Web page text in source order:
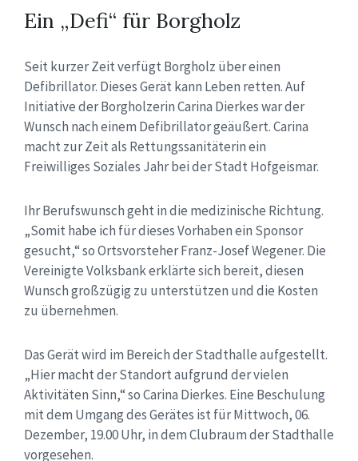
Ein „Defi“ für Borgholz
Seit kurzer Zeit verfügt Borgholz über einen
Defibrillator. Dieses Gerät kann Leben retten. Auf
Initiative der Borgholzerin Carina Dierkes war der
Wunsch nach einem Defibrillator geäußert. Carina
macht zur Zeit als Rettungssanitäterin ein
Freiwilliges Soziales Jahr bei der Stadt Hofgeismar.
Ihr Berufswunsch geht in die medizinische Richtung.
„Somit habe ich für dieses Vorhaben ein Sponsor
gesucht,“ so Ortsvorsteher Franz-Josef Wegener. Die
Vereinigte Volksbank erklärte sich bereit, diesen
Wunsch großzügig zu unterstützen und die Kosten
zu übernehmen.
Das Gerät wird im Bereich der Stadthalle aufgestellt.
„Hier macht der Standort aufgrund der vielen
Aktivitäten Sinn,“ so Carina Dierkes. Eine Beschulung
mit dem Umgang des Gerätes ist für Mittwoch, 06.
Dezember, 19.00 Uhr, in dem Clubraum der Stadthalle
vorgesehen.